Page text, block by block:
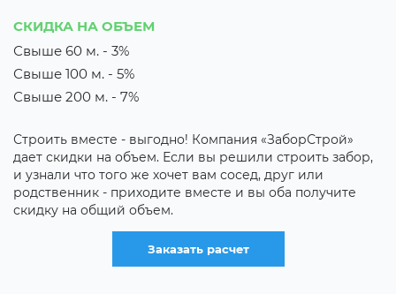
СКИДКА НА ОБЪЕМ
Свыше 60 м. - 3%
Свыше 100 м. - 5%
Свыше 200 м. - 7%
Строить вместе - выгодно! Компания «ЗаборСтрой»
дает скидки на объем. Если вы решили строить забор,
и узнали что того же хочет вам сосед, друг или
родственник - приходите вместе и вы оба получите
скидку на общий объем.
Заказать расчет